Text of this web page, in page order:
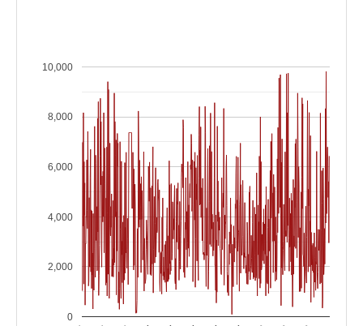
0
2,000
4,000
6,000
8,000
10,000